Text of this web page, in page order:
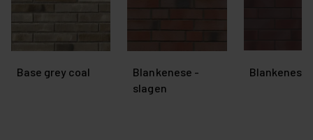
Base grey coal
Blankenese -
slagen
Blankenese